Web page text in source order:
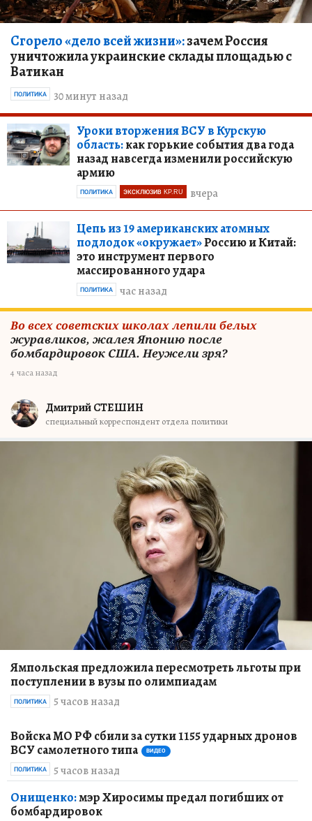
Сгорело «дело всей жизни»:зачем Россия
уничтожила украинские склады площадью с
Ватикан
30 минут назад
ПОЛИТИКА
Уроки вторжения ВСУ в Курскую
область:как горькие события два года
назад навсегда изменили российскую
армию
вчера
ПОЛИТИКА ЭКСКЛЮЗИВ KP.RU
Цепь из 19 американских атомных
подлодок «окружает»Россию и Китай:
это инструмент первого
массированного удара
час назад
ПОЛИТИКА
Во всех советских школах лепили белых
журавликов, жалея Японию после
бомбардировок США. Неужели зря?
4 часа назад
Дмитрий СТЕШИН
специальный корреспондент отдела политики
Ямпольская предложила пересмотреть льготы при
поступлении в вузы по олимпиадам
5 часов назад
ПОЛИТИКА
Войска МО РФ сбили за сутки 1155 ударных дронов
ВСУ самолетного типа
ВИДЕО
5 часов назад
ПОЛИТИКА
Онищенко:мэр Хиросимы предал погибших от
бомбардировок